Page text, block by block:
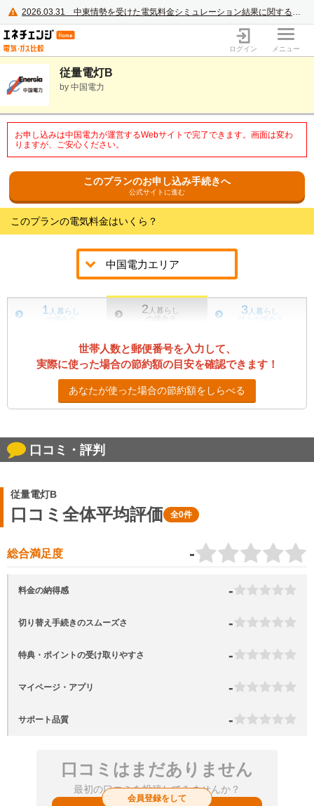
2026.03.31 中東情勢を受けた電気料金シミュレーション結果に関するご案内
電力・ガス比較サイト エネチェンジ
ログイン メニュー
従量電灯B
by 中国電力
お申し込みは中国電力が運営するWebサイトで完了できます。画面は変わ
りますが、ご安心ください。
このプランのお申し込み手続きへ
公式サイトに進む
このプランの電気料金はいくら？
1 人暮らし
の場合
2 人暮らし
の場合
※
3 人暮らし
以上の場合
世帯人数と郵便番号を入力して、
実際に使った場合の節約額の目安を確認できます！
あなたが使った場合の節約額をしらべる
口コミ・評判
従量電灯B
口コミ全体平均評価 全0件
総合満足度 -
料金の納得感 -
切り替え手続きのスムーズさ -
特典・ポイントの受け取りやすさ -
マイページ・アプリ -
サポート品質 -
口コミはまだありません
最初の口コミを投稿してみませんか？
会員登録をして